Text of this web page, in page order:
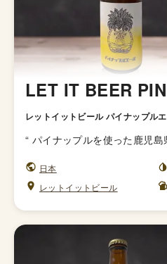
LET IT BEER
レットイットビール パイナップル
“ パイナップルを使った鹿児
日本
レットイットビール